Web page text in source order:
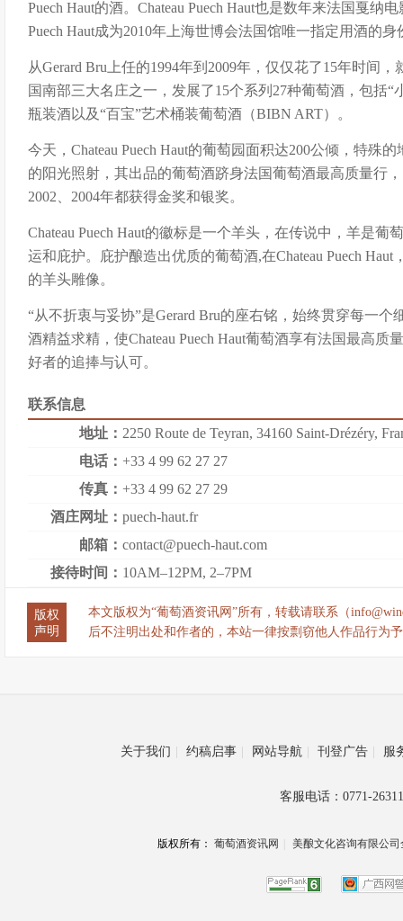
Puech Haut的酒。Chateau Puech Haut也是数年来法国戛纳
Puech Haut成为2010年上海世博会法国馆唯一指定用酒的
从Gerard Bru上任的1994年到2009年，仅仅花了15年时间，
国南部三大名庄之一，发展了15个系列27种葡萄酒，包括“
瓶装酒以及“百宝”艺术桶装葡萄酒（BIBN ART）。
今天，Chateau Puech Haut的葡萄园面积达200公倾，特殊
的阳光照射，其出品的葡萄酒跻身法国葡萄酒最高质量行，
2002、2004年都获得金奖和银奖。
Chateau Puech Haut的徽标是一个羊头，在传说中，羊是葡
运和庇护。庇护酿造出优质的葡萄酒,在Chateau Puech
的羊头雕像。
“从不折衷与妥协”是Gerard Bru的座右铭，始终贯穿每一个
酒精益求精，使Chateau Puech Haut葡萄酒享有法国最高质
好者的追捧与认可。
联系信息
地址： 2250 Route de Teyran, 34160 Saint-Drézéry,
电话： +33 4 99 62 27 27
传真： +33 4 99 62 27 29
酒庄网址： puech-haut.fr
邮箱： contact@puech-haut.com
接待时间： 10AM–12PM, 2–7PM
版权
声明
本文版权为“葡萄酒资讯网”所有，转载请联系（
后不注明出处和作者的，本站一律按剽窃他人作品行为
关于我们 约稿启事 网站导航 刊登广告 服
客服电话：0771-
版权所有： 葡萄酒资讯网 美酿文化咨询有限公司